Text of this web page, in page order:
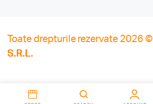
Toate drepturile rezervate 2026 ©
S.R.L.